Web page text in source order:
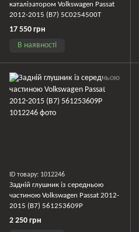
каталізатором Volkswagen Passat
2012-2015 (B7) 5C0254500T
17 550 грн
В наявності
ID товару: 1012246
Задній глушник із середньою
частиною Volkswagen Passat 2012-
2015 (B7) 561253609P
2 250 грн